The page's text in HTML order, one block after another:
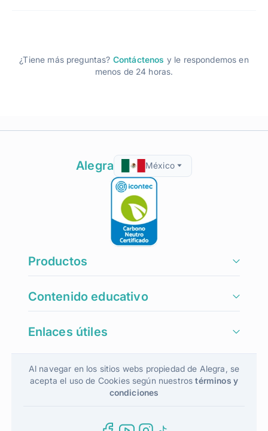
¿Tiene más preguntas? Contáctenos y le respondemos en
menos de 24 horas.
Alegra México
Productos
Contenido educativo
Enlaces útiles
Al navegar en los sitios webs propiedad de Alegra, se
acepta el uso de Cookies según nuestrostérminos y
condiciones